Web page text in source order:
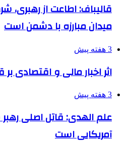
قالیباف: اطاعت از رهبری،
میدان مبارزه با دشمن است
3 هفته پیش
اثر اخبار مالی و اقتصادی
3 هفته پیش
علم الهدی: قاتل اصلی
آمریکایی است